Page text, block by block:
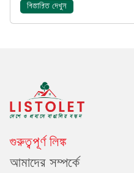
বিস্তারিত দেখুন
গুরুত্বপূর্ণ লিঙ্ক
আমাদের সম্পর্কে